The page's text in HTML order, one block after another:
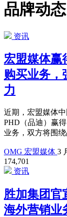
品牌动态
资讯
宏盟媒体赢
购买业务，
力
近期，宏盟媒体中
PHD（品迪）赢
业务，双方将围
OMG 宏盟媒体 3
174,701
资讯
胜加集团官
海外营销业